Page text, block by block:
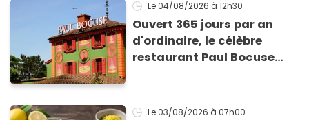
Le 04/08/2026 à 12h30
Ouvert 365 jours par an
d'ordinaire, le célèbre
restaurant Paul Bocuse
Le 03/08/2026 à 07h00